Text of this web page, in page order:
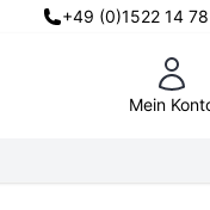
+49 (0)1522 14
Mein